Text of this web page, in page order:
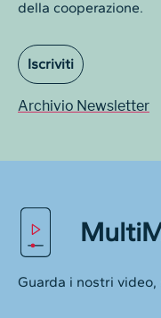
della cooperazione.
Iscriviti
Archivio Newsletter
Guarda i nostri video,